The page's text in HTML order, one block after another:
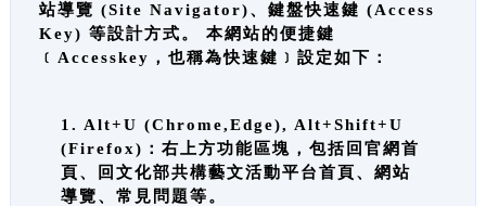
站導覽 (Site Navigator)、鍵盤快速鍵 (Access
Key) 等設計方式。 本網站的便捷鍵
﹝Accesskey，也稱為快速鍵﹞設定如下：
1. Alt+U (Chrome,Edge), Alt+Shift+U
(Firefox)：右上方功能區塊，包括回官網首
頁、回文化部共構藝文活動平台首頁、網站
導覽、常見問題等。